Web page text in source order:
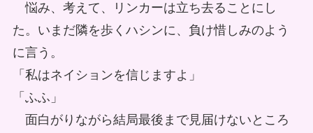
悩み、考えて、リンカーは立ち去ることにし
た。いまだ隣を歩くハシンに、負け惜しみのよう
に言う。
「私はネイションを信じますよ」
「ふふ」
面白がりながら結局最後まで見届けないところ